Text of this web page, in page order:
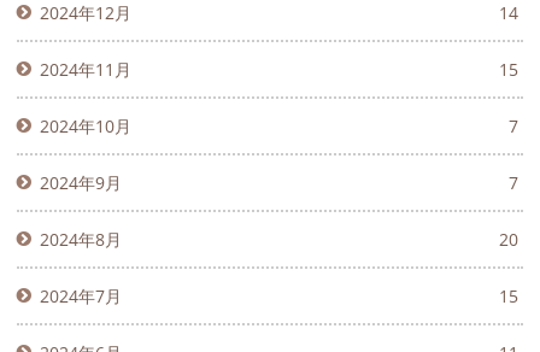
2024年12月 14
2024年11月 15
2024年10月 7
2024年9月 7
2024年8月 20
2024年7月 15